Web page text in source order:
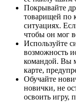
Покрывайте
товарищей по
ситуациях.
чтобы он мог
Используйте
возможность
командой. Вы
карте,
Обучайте
новички, не
освоить игру,